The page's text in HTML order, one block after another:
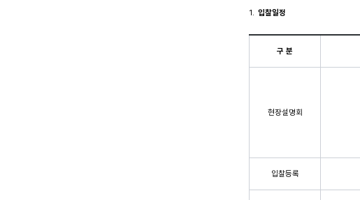
입찰일정
구 분
현장설명회
입찰등록